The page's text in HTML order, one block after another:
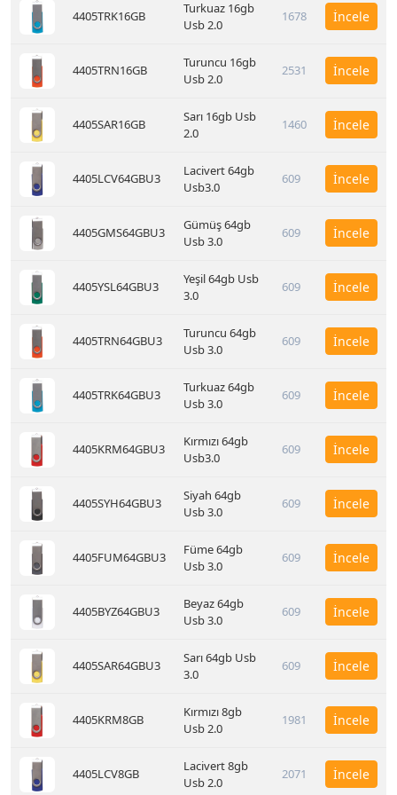
4405TRK16GB
Turkuaz 16gb
Usb 2.0
1678 İncele
4405TRN16GB
Turuncu 16gb
Usb 2.0
2531 İncele
4405SAR16GB
Sarı 16gb Usb
2.0
1460 İncele
4405LCV64GBU3
Lacivert 64gb
Usb3.0
609 İncele
4405GMS64GBU3
Gümüş 64gb
Usb 3.0
609 İncele
4405YSL64GBU3
Yeşil 64gb Usb
3.0
609 İncele
4405TRN64GBU3
Turuncu 64gb
Usb 3.0
609 İncele
4405TRK64GBU3
Turkuaz 64gb
Usb 3.0
609 İncele
4405KRM64GBU3
Kırmızı 64gb
Usb3.0
609 İncele
4405SYH64GBU3
Siyah 64gb
Usb 3.0
609 İncele
4405FUM64GBU3
Füme 64gb
Usb 3.0
609 İncele
4405BYZ64GBU3
Beyaz 64gb
Usb 3.0
609 İncele
4405SAR64GBU3
Sarı 64gb Usb
3.0
609 İncele
4405KRM8GB
Kırmızı 8gb
Usb 2.0
1981 İncele
4405LCV8GB
Lacivert 8gb
Usb 2.0
2071 İncele